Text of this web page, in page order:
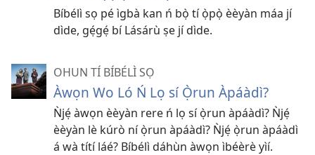
Bíbélì sọ pé ìgbà kan ń bọ̀ tí ọ̀pọ̀ èèyàn máa jí
dìde, gẹ́gẹ́ bí Lásárù ṣe jí dìde.
OHUN TÍ BÍBÉLÌ SỌ
Àwọn Wo Ló Ń Lọ sí Ọ̀run Àpáàdì?
Ǹjẹ́ àwọn èèyàn rere ń lọ sí ọ̀run àpáàdì? Ǹjẹ́
èèyàn lè kúrò ní ọ̀run àpáàdì? Ǹjẹ́ ọ̀run àpáàdì
á wà títí láé? Bíbélì dáhùn àwọn ìbéèrè yìí.